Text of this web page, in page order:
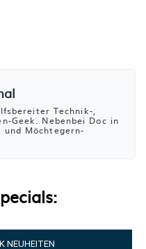
Technik-,
Geek. Nebenbei Doc in
und Möchtegern-
NEUHEITEN